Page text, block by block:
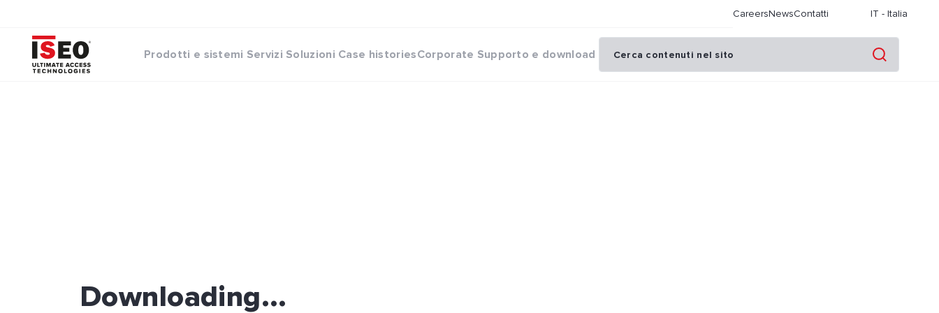
CareersNewsContatti IT - Italia
Prodotti e sistemi Servizi Soluzioni Case historiesCorporate Supporto e download
Downloading...